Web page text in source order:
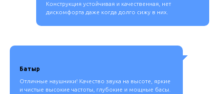
Конструкция устойчивая и качественная, нет
дискомфорта даже когда долго сижу в них.
Батыр
Отличные наушники! Качество звука на высоте, яркие
и чистые высокие частоты, глубокие и мощные басы.